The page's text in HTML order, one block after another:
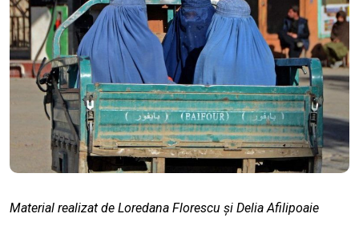
Material realizat de Loredana Florescu și Delia Afilipoaie